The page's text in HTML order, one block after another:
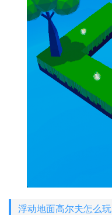
浮动地面高尔夫怎么玩